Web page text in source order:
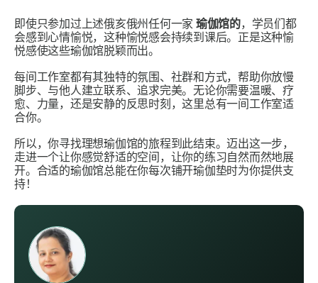
即使只参加过上述俄亥俄州任何一家 瑜伽馆的，学员们都
会感到心情愉悦，这种愉悦感会持续到课后。正是这种愉
悦感使这些瑜伽馆脱颖而出。
每间工作室都有其独特的氛围、社群和方式，帮助你放慢
脚步、与他人建立联系、追求完美。无论你需要温暖、疗
愈、力量，还是安静的反思时刻，这里总有一间工作室适
合你。
所以，你寻找理想瑜伽馆的旅程到此结束。迈出这一步，
走进一个让你感觉舒适的空间，让你的练习自然而然地展
开。合适的瑜伽馆总能在你每次铺开瑜伽垫时为你提供支
持！